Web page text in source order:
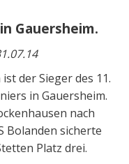
Gauersheim.
ist der Sieger des 11.
in Gauersheim.
nach
Bolanden sicherte
Platz drei.